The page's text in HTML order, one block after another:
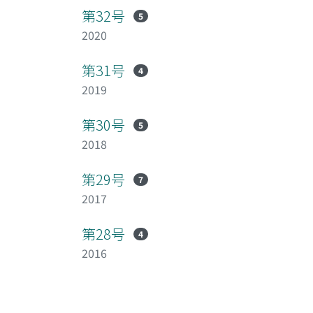
第32号 5
2020
第31号 4
2019
第30号 5
2018
第29号 7
2017
第28号 4
2016